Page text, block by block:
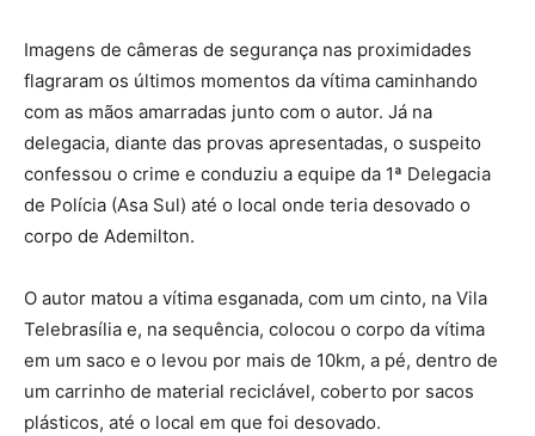
Imagens de câmeras de segurança nas proximidades
flagraram os últimos momentos da vítima caminhando
com as mãos amarradas junto com o autor. Já na
delegacia, diante das provas apresentadas, o suspeito
confessou o crime e conduziu a equipe da 1ª Delegacia
de Polícia (Asa Sul) até o local onde teria desovado o
corpo de Ademilton.
O autor matou a vítima esganada, com um cinto, na Vila
Telebrasília e, na sequência, colocou o corpo da vítima
em um saco e o levou por mais de 10km, a pé, dentro de
um carrinho de material reciclável, coberto por sacos
plásticos, até o local em que foi desovado.